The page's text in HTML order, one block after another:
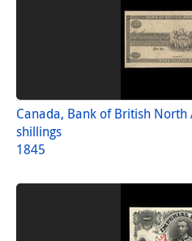
Canada, Bank of British
shillings
1845